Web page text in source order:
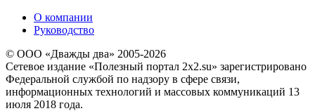
О компании
Руководство
© ООО «Дважды два» 2005-2026
Сетевое издание «Полезный портал 2x2.su» зарегистрировано
Федеральной службой по надзору в сфере связи,
информационных технологий и массовых коммуникаций 13
июля 2018 года.